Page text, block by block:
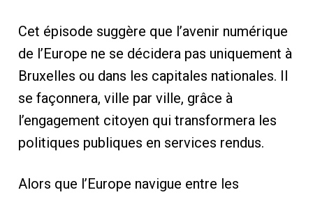
Cet épisode suggère que l’avenir numérique
de l’Europe ne se décidera pas uniquement à
Bruxelles ou dans les capitales nationales. Il
se façonnera, ville par ville, grâce à
l’engagement citoyen qui transformera les
politiques publiques en services rendus.
Alors que l’Europe navigue entre les